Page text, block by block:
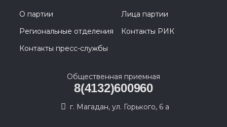
О партии
Лица партии
Региональные отделения
Контакты РИК
Контакты пресс-службы
Общественная приемная
8(4132)600960
г. Магадан, ул. Горького, 6 а